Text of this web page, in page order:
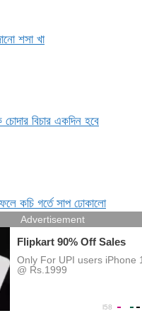
শসা খা
বিচার একদিন হবে
কচি গর্তে সাপ ঢোকালো
বেলায়ই ভেঙ্গেছে